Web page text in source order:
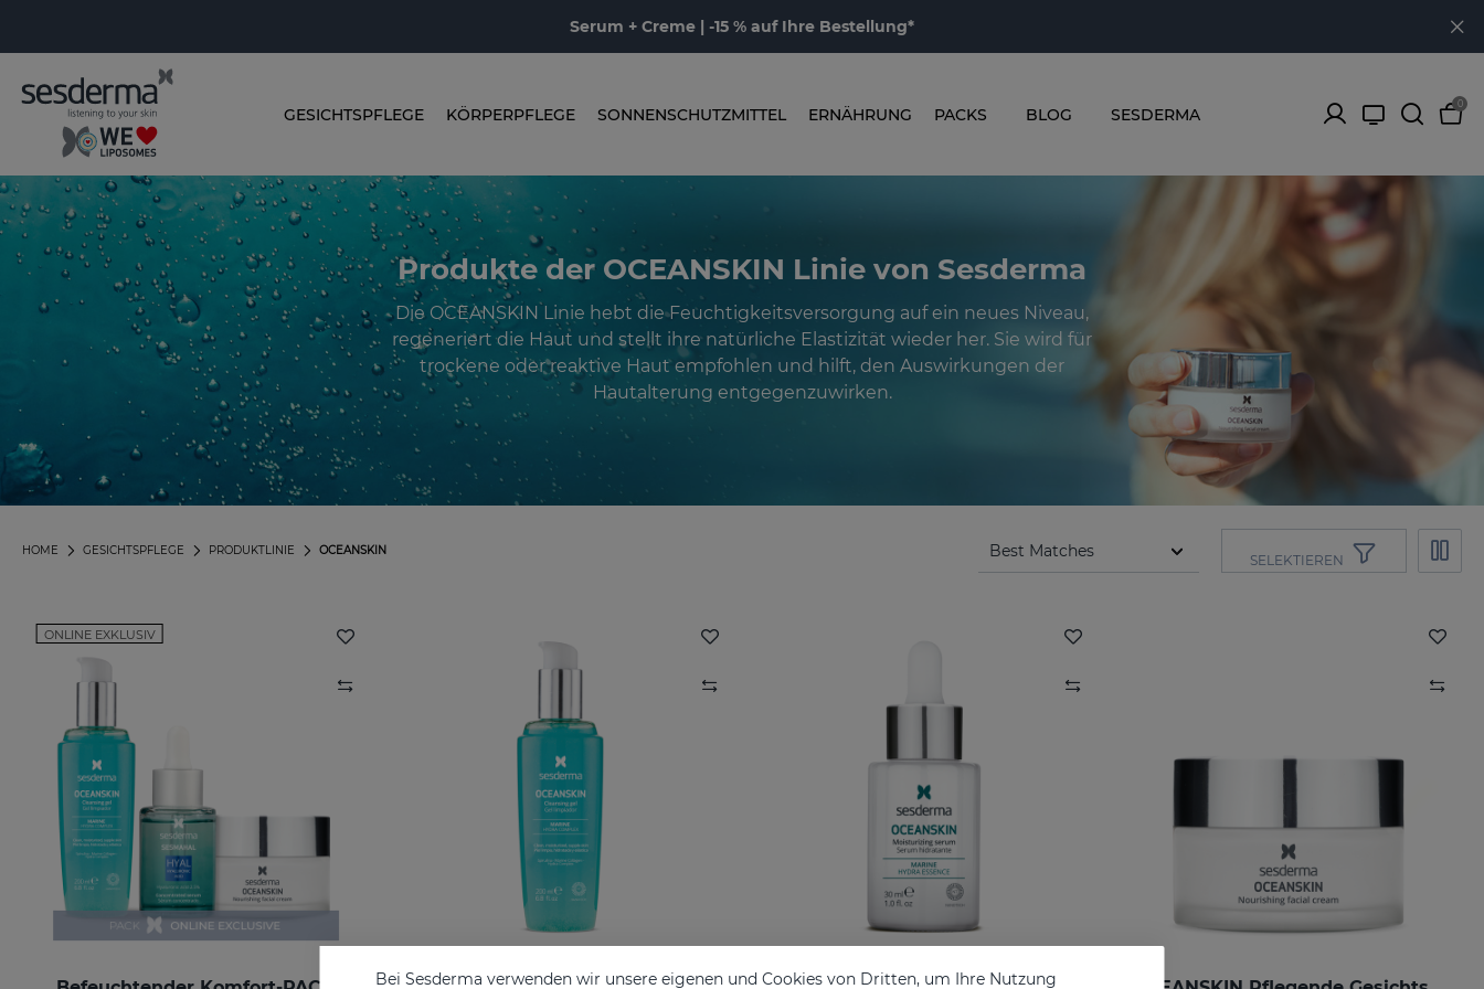
Serum + Creme | -15 % auf Ihre Bestellung*
GESICHTSPFLEGE KÖRPERPFLEGE SONNENSCHUTZMITTEL ERNÄHRUNG PACKS BLOG SESDERMA
0
Produkte der OCEANSKIN Linie von Sesderma
Die OCEANSKIN Linie hebt die Feuchtigkeitsversorgung auf ein neues Niveau,
regeneriert die Haut und stellt ihre natürliche Elastizität wieder her. Sie wird für
trockene oder reaktive Haut empfohlen und hilft, den Auswirkungen der
Hautalterung entgegenzuwirken.
OCEANSKIN
PRODUKTLINIE
GESICHTSPFLEGE
HOME
SELEKTIEREN
ONLINE EXKLUSIV
Bei Sesderma verwenden wir unsere eigenen und Cookies von Dritten, um Ihre Nutzung